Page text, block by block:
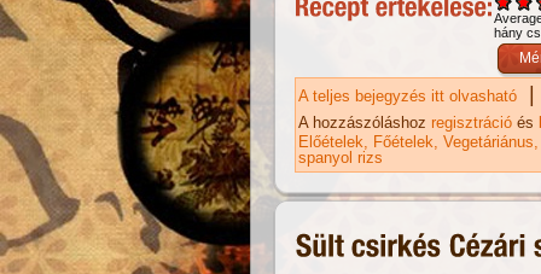
hány
A teljes bejegyzés itt olvasható |
A hozzászóláshoz regisztráció és
Előételek
Főételek Vegetáriánus
spanyol rizs